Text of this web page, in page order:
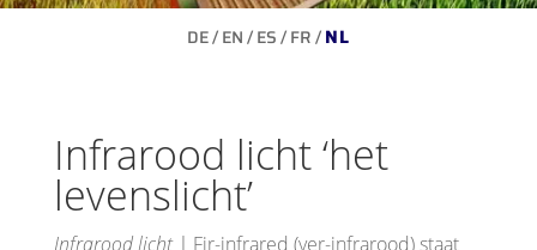
DE/EN/ES/FR/NL
Infrarood licht ‘het
levenslicht’
Infrarood licht | Fir-infrared (ver-infrarood) staat